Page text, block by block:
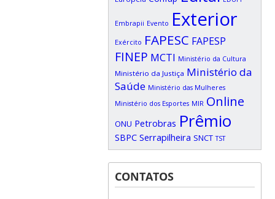
Embrapii Evento Exterior
Exército FAPESC FAPESP
FINEP MCTI Ministério da Cultura
Ministério da Justiça Ministério da
Saúde Ministério das Mulheres
Ministério dos Esportes MIR Online
ONU Petrobras Prêmio
SBPC Serrapilheira SNCT TST
CONTATOS